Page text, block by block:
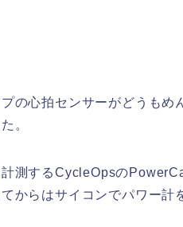
の心拍センサーがどうもめ
。
測するCycleOpsの
からはサイコンでパワー計